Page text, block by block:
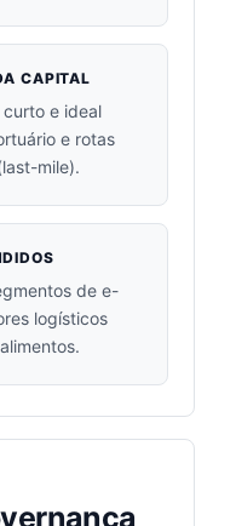
CAPITAL
e ideal
e rotas
mile).
de e-
logísticos